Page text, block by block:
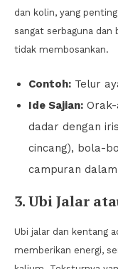
dan kolin, yang
sangat serbaguna dan
tidak membosankan.
Contoh: Telur
Ide Sajian:
dadar dengan
cincang), bola-
campuran
3. Ubi Jalar
Ubi jalar dan kentang
memberikan energi,